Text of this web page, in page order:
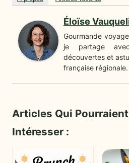
Éloïse
Gourmande
je partage
découvertes et
française régionale.
Articles Qui
Intéresser :